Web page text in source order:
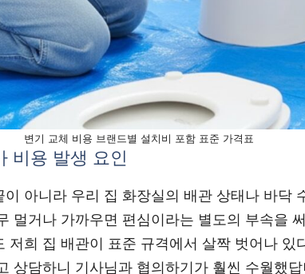
변기 교체 비용 브랜드별 설치비 포함 표준 가격표
비용 발생 요인
아니라 우리 집 화장실의 배관 상태나 바닥
멀거나 가까우면 편심이라는 별도의 부속을
저희 집 배관이 표준 규격에서 살짝 벗어나 있
상담하니 기사님과 협의하기가 훨씬 수월했